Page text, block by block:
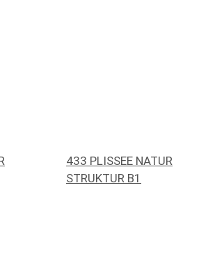
433 PLISSEE NATUR
STRUKTUR B1